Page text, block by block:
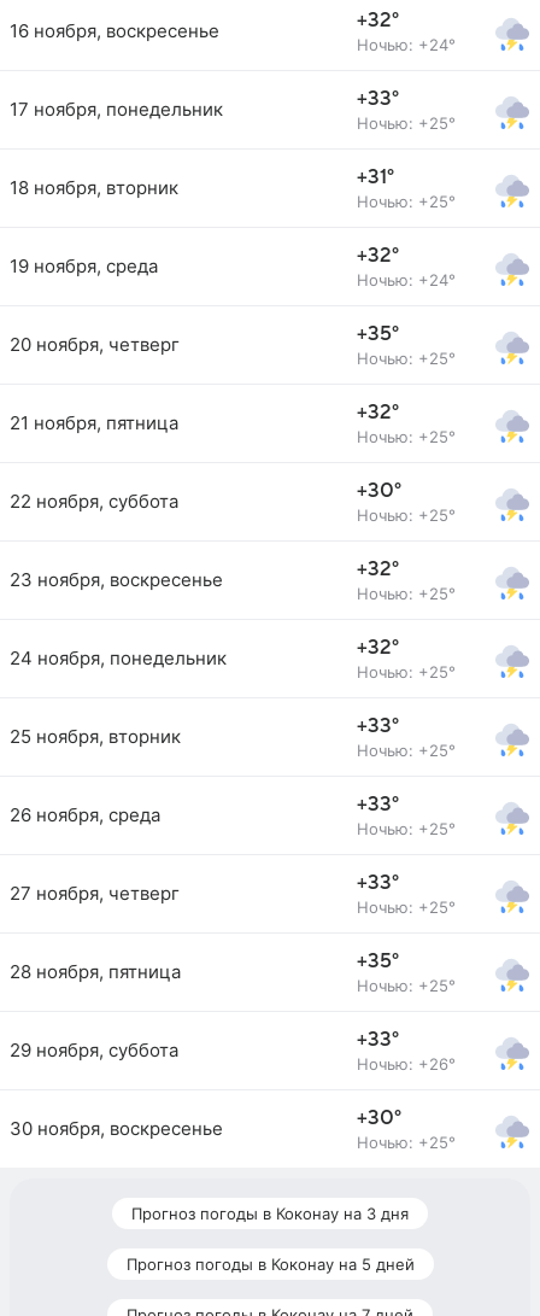
16 ноября, воскресенье +32°
Ночью: +24°
17 ноября, понедельник +33°
Ночью: +25°
18 ноября, вторник +31°
Ночью: +25°
19 ноября, среда +32°
Ночью: +24°
20 ноября, четверг +35°
Ночью: +25°
21 ноября, пятница +32°
Ночью: +25°
22 ноября, суббота +30°
Ночью: +25°
23 ноября, воскресенье +32°
Ночью: +25°
24 ноября, понедельник +32°
Ночью: +25°
25 ноября, вторник +33°
Ночью: +25°
26 ноября, среда +33°
Ночью: +25°
27 ноября, четверг +33°
Ночью: +25°
28 ноября, пятница +35°
Ночью: +25°
29 ноября, суббота +33°
Ночью: +26°
30 ноября, воскресенье +30°
Ночью: +25°
Прогноз погоды в Коконау на 3 дня
Прогноз погоды в Коконау на 5 дней